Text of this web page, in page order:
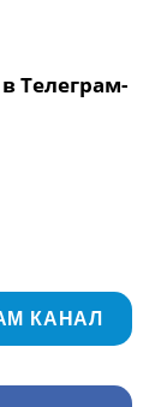
Телеграм-
КАНАЛ